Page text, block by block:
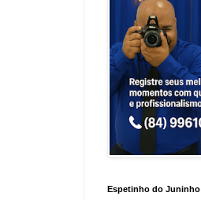
Espetinho do Juninho